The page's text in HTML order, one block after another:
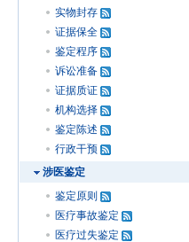
实物封存
证据保全
鉴定程序
诉讼准备
证据质证
机构选择
鉴定陈述
行政干预
涉医鉴定
鉴定原则
医疗事故鉴定
医疗过失鉴定